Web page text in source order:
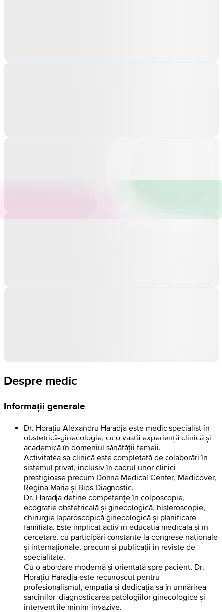
Despre medic
Informații generale
Dr. Horațiu Alexandru Haradja este medic specialist în
obstetrică-ginecologie, cu o vastă experiență clinică și
academică în domeniul sănătății femeii.
Activitatea sa clinică este completată de colaborări în
sistemul privat, inclusiv în cadrul unor clinici
prestigioase precum Donna Medical Center, Medicover,
Regina Maria și Bios Diagnostic.
Dr. Haradja deține competențe în colposcopie,
ecografie obstetricală și ginecologică, histeroscopie,
chirurgie laparoscopică ginecologică și planificare
familială. Este implicat activ în educația medicală și în
cercetare, cu participări constante la congrese naționale
și internaționale, precum și publicații în reviste de
specialitate.
Cu o abordare modernă și orientată spre pacient, Dr.
Horațiu Haradja este recunoscut pentru
profesionalismul, empatia și dedicația sa în urmărirea
sarcinilor, diagnosticarea patologiilor ginecologice și
intervențiile minim-invazive.